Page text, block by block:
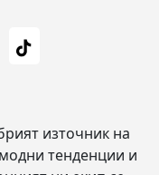
източник на
тенденции и